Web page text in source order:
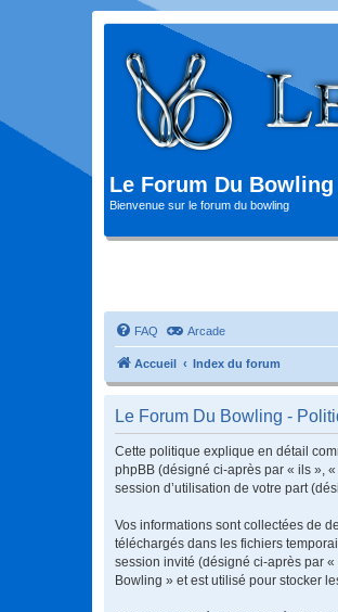
Le Forum Du Bowling
Bienvenue sur le forum du bowling
FAQ Arcade
Accueil Index du forum
Le Forum Du Bowling -
Cette politique explique en détail
phpBB (désigné ci-après par « ils »,
session d’utilisation de votre part
Vos informations sont collectées de
téléchargés dans les fichiers
session invité (désigné ci-après par
Bowling » et est utilisé pour stocker